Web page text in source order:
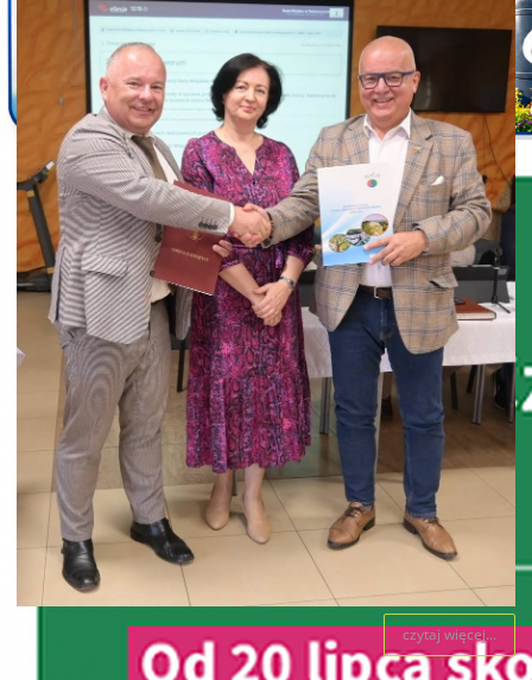
czytaj więcej...